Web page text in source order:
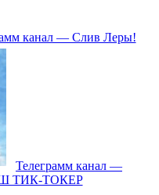
канал — Слив Леры!
Телеграмм канал —
ТИК-ТОКЕР